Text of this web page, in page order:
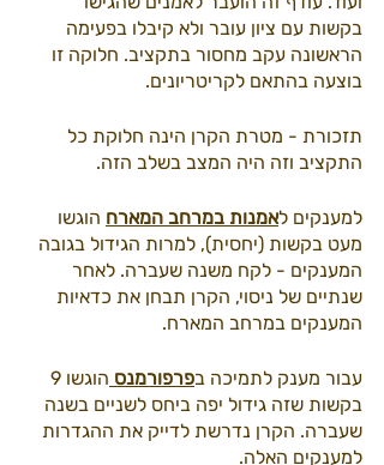
בקשות עם ציון עובר ולא קיבלו בפעימה
הראשונה עקב מחסור בתקציב. חלוקה זו
בוצעה בהתאם לקריטריונים.
תזכורת - מטרת הקרן הינה חלוקת כל
התקציב וזה היה המצב בשלב הזה.
למענקים לאמנות במרחב המארח הוגשו
מעט בקשות (יחסית), למרות הגידול בגובה
המענקים - לקח משנה שעברה. לאחר
שנתיים של ניסוי, הקרן תבחן את כדאיות
המענקים במרחב המארח.
עבור מענק לתמיכה בפרפורמנס
בקשות שזה גידול יפה ביחס לשניים בשנה
שעברה. הקרן נדרשת לדייק את ההגדרות
למענקים האלה.